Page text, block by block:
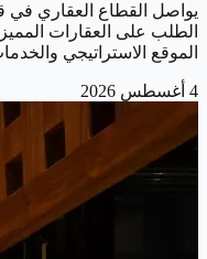
يواصل القطاع العقاري في
الطلب على العقارات
الموقع الاستراتيجي
4 أغسطس 2026